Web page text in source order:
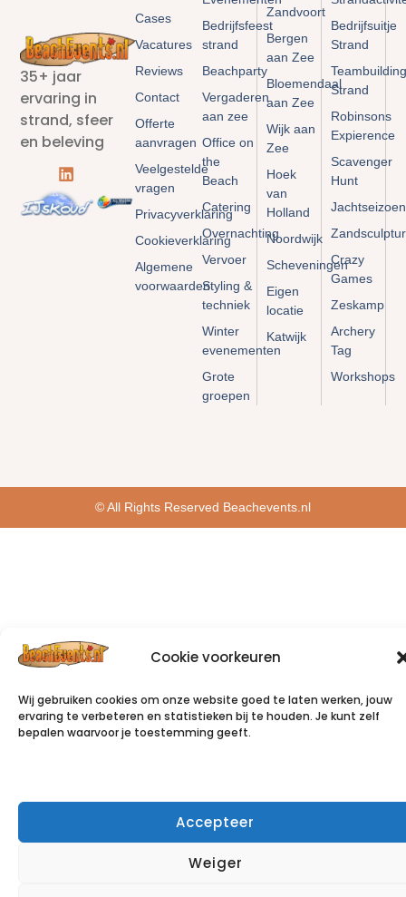
Cookie voorkeuren
Wij gebruiken cookies om onze website goed te laten werken, jouw
ervaring te verbeteren en statistieken bij te houden. Je kunt zelf
bepalen waarvoor je toestemming geeft.
Accepteer
Weiger
35+ jaar
ervaring in
strand, sfeer
en beleving
Bedrijfsuitje
Strand
Teambuilding
Strand
Robinsons
Expierence
Scavenger
Hunt
Jachtseizoen
Crazy
Games
Zeskamp
Archery
Tag
Workshops
Zandvoort
Bergen
aan Zee
Bloemendaal
aan Zee
Wijk aan
Zee
Hoek
van
Holland
Noordwijk
Scheveningen
Eigen
locatie
Katwijk
Bedrijfsfeest
strand
Beachparty
Vergaderen
aan zee
Office on
the
Beach
Catering
Overnachting
Vervoer
Styling &
techniek
Winter
evenementen
Grote
groepen
Cases
Vacatures
Reviews
Contact
Offerte
aanvragen
Veelgestelde
vragen
Privacyverklaring
Cookieverklaring
Algemene
voorwaarden
© All Rights Reserved Beachevents.nl